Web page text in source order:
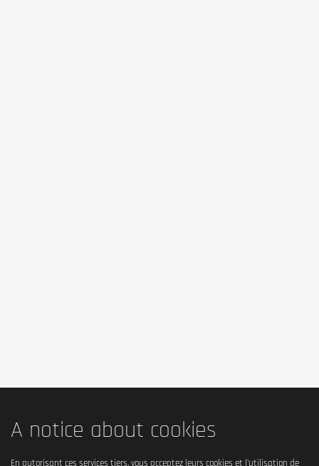
A notice about cookies
En autorisant ces services tiers, vous acceptez leurs cookies et l'utilisation de